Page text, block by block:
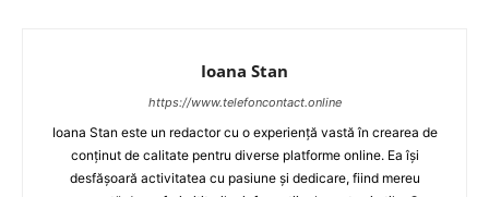
Ioana Stan
https://www.telefoncontact.online
Ioana Stan este un redactor cu o experiență vastă în crearea de
conținut de calitate pentru diverse platforme online. Ea își
desfășoară activitatea cu pasiune și dedicare, fiind mereu